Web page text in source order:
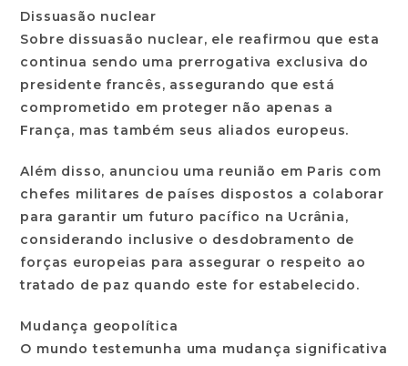
Dissuasão nuclear
Sobre dissuasão nuclear, ele reafirmou que esta
continua sendo uma prerrogativa exclusiva do
presidente francês, assegurando que está
comprometido em proteger não apenas a
França, mas também seus aliados europeus.
Além disso, anunciou uma reunião em Paris com
chefes militares de países dispostos a colaborar
para garantir um futuro pacífico na Ucrânia,
considerando inclusive o desdobramento de
forças europeias para assegurar o respeito ao
tratado de paz quando este for estabelecido.
Mudança geopolítica
O mundo testemunha uma mudança significativa